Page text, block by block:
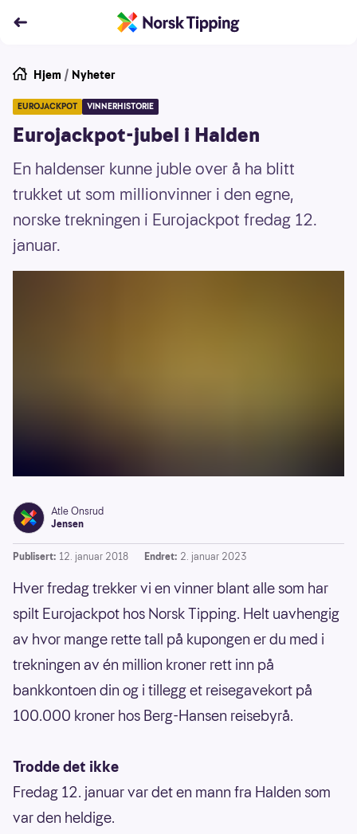
Hjem / Nyheter
EUROJACKPOT VINNERHISTORIE
Eurojackpot-jubel i Halden
En haldenser kunne juble over å ha blitt
trukket ut som millionvinner i den egne,
norske trekningen i Eurojackpot fredag 12.
januar.
Atle Onsrud
Jensen
Publisert: 12. januar 2018 Endret: 2. januar 2023
Hver fredag trekker vi en vinner blant alle som har
spilt Eurojackpot hos Norsk Tipping. Helt uavhengig
av hvor mange rette tall på kupongen er du med i
trekningen av én million kroner rett inn på
bankkontoen din og i tillegg et reisegavekort på
100.000 kroner hos Berg-Hansen reisebyrå.
Trodde det ikke
Fredag 12. januar var det en mann fra Halden som
var den heldige.